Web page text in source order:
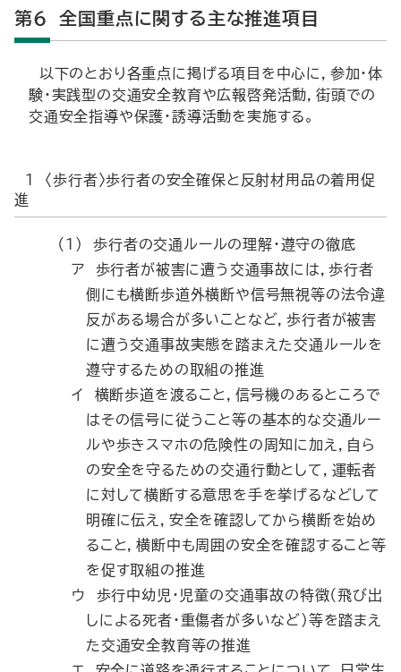
第6 全国重点に関する主な推進項目
以下のとおり各重点に掲げる項目を中心に，参加・体
験・実践型の交通安全教育や広報啓発活動，街頭での
交通安全指導や保護・誘導活動を実施する。
１ 〈歩行者〉歩行者の安全確保と反射材用品の着用促
進
（1） 歩行者の交通ルールの理解・遵守の徹底
ア 歩行者が被害に遭う交通事故には，歩行者
側にも横断歩道外横断や信号無視等の法令違
反がある場合が多いことなど，歩行者が被害
に遭う交通事故実態を踏まえた交通ルールを
遵守するための取組の推進
イ 横断歩道を渡ること，信号機のあるところで
はその信号に従うこと等の基本的な交通ルー
ルや歩きスマホの危険性の周知に加え，自ら
の安全を守るための交通行動として，運転者
に対して横断する意思を手を挙げるなどして
明確に伝え，安全を確認してから横断を始め
ること，横断中も周囲の安全を確認すること等
を促す取組の推進
ウ 歩行中幼児・児童の交通事故の特徴（飛び出
しによる死者・重傷者が多いなど）等を踏まえ
た交通安全教育等の推進